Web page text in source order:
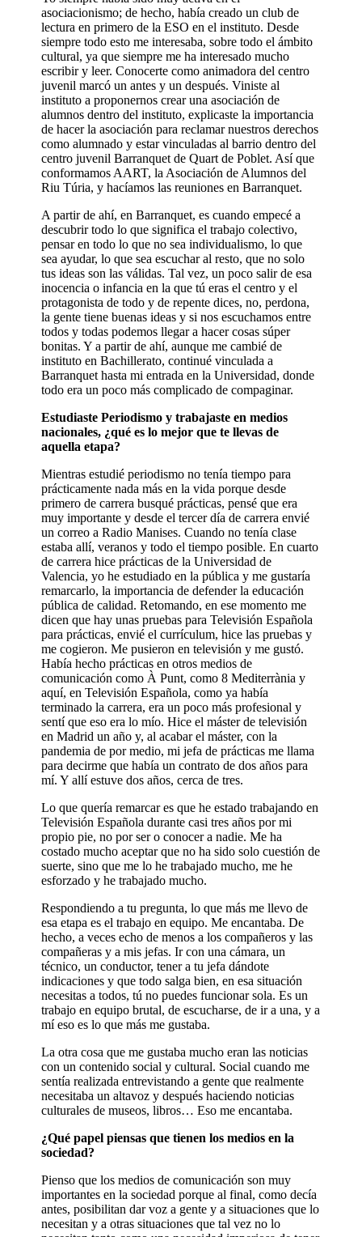
asociacionismo; de hecho, había creado un club de
lectura en primero de la ESO en el instituto. Desde
siempre todo esto me interesaba, sobre todo el ámbito
cultural, ya que siempre me ha interesado mucho
escribir y leer. Conocerte como animadora del centro
juvenil marcó un antes y un después. Viniste al
instituto a proponernos crear una asociación de
alumnos dentro del instituto, explicaste la importancia
de hacer la asociación para reclamar nuestros derechos
como alumnado y estar vinculadas al barrio dentro del
centro juvenil Barranquet de Quart de Poblet. Así que
conformamos AART, la Asociación de Alumnos del
Riu Túria, y hacíamos las reuniones en Barranquet.
A partir de ahí, en Barranquet, es cuando empecé a
descubrir todo lo que significa el trabajo colectivo,
pensar en todo lo que no sea individualismo, lo que
sea ayudar, lo que sea escuchar al resto, que no solo
tus ideas son las válidas. Tal vez, un poco salir de esa
inocencia o infancia en la que tú eras el centro y el
protagonista de todo y de repente dices, no, perdona,
la gente tiene buenas ideas y si nos escuchamos entre
todos y todas podemos llegar a hacer cosas súper
bonitas. Y a partir de ahí, aunque me cambié de
instituto en Bachillerato, continué vinculada a
Barranquet hasta mi entrada en la Universidad, donde
todo era un poco más complicado de compaginar.
Estudiaste Periodismo y trabajaste en medios
nacionales, ¿qué es lo mejor que te llevas de
aquella etapa?
Mientras estudié periodismo no tenía tiempo para
prácticamente nada más en la vida porque desde
primero de carrera busqué prácticas, pensé que era
muy importante y desde el tercer día de carrera envié
un correo a Radio Manises. Cuando no tenía clase
estaba allí, veranos y todo el tiempo posible. En cuarto
de carrera hice prácticas de la Universidad de
Valencia, yo he estudiado en la pública y me gustaría
remarcarlo, la importancia de defender la educación
pública de calidad. Retomando, en ese momento me
dicen que hay unas pruebas para Televisión Española
para prácticas, envié el currículum, hice las pruebas y
me cogieron. Me pusieron en televisión y me gustó.
Había hecho prácticas en otros medios de
comunicación como À Punt, como 8 Mediterrània y
aquí, en Televisión Española, como ya había
terminado la carrera, era un poco más profesional y
sentí que eso era lo mío. Hice el máster de televisión
en Madrid un año y, al acabar el máster, con la
pandemia de por medio, mi jefa de prácticas me llama
para decirme que había un contrato de dos años para
mí. Y allí estuve dos años, cerca de tres.
Lo que quería remarcar es que he estado trabajando en
Televisión Española durante casi tres años por mi
propio pie, no por ser o conocer a nadie. Me ha
costado mucho aceptar que no ha sido solo cuestión de
suerte, sino que me lo he trabajado mucho, me he
esforzado y he trabajado mucho.
Respondiendo a tu pregunta, lo que más me llevo de
esa etapa es el trabajo en equipo. Me encantaba. De
hecho, a veces echo de menos a los compañeros y las
compañeras y a mis jefas. Ir con una cámara, un
técnico, un conductor, tener a tu jefa dándote
indicaciones y que todo salga bien, en esa situación
necesitas a todos, tú no puedes funcionar sola. Es un
trabajo en equipo brutal, de escucharse, de ir a una, y a
mí eso es lo que más me gustaba.
La otra cosa que me gustaba mucho eran las noticias
con un contenido social y cultural. Social cuando me
sentía realizada entrevistando a gente que realmente
necesitaba un altavoz y después haciendo noticias
culturales de museos, libros… Eso me encantaba.
¿Qué papel piensas que tienen los medios en la
sociedad?
Pienso que los medios de comunicación son muy
importantes en la sociedad porque al final, como decía
antes, posibilitan dar voz a gente y a situaciones que lo
necesitan y a otras situaciones que tal vez no lo